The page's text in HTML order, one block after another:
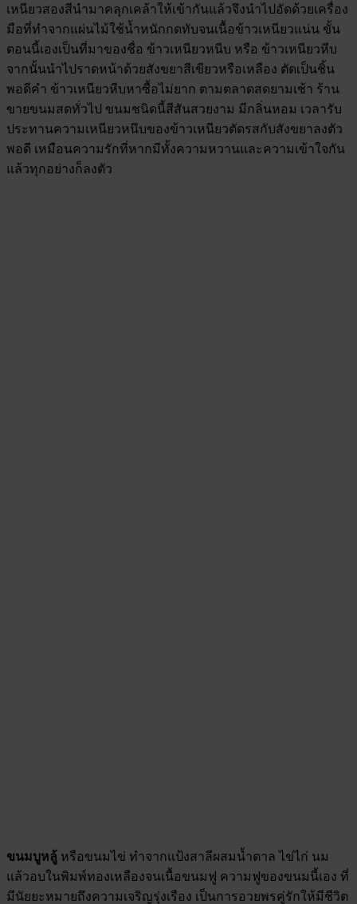
เหนียวสองสีนำมาคลุกเคล้าให้เข้ากันแล้วจึงนำไปอัดด้วยเครื่อง
มือที่ทำจากแผ่นไม้ใช้น้ำหนักกดทับจนเนื้อข้าวเหนียวแน่น ขั้น
ตอนนี้เองเป็นที่มาของชื่อ ข้าวเหนียวหนีบ หรือ ข้าวเหนียวหีบ
จากนั้นนำไปราดหน้าด้วยสังขยาสีเขียวหรือเหลือง ตัดเป็นชิ้น
พอดีคำ ข้าวเหนียวหีบหาซื้อไม่ยาก ตามตลาดสดยามเช้า ร้าน
ขายขนมสดทั่วไป ขนมชนิดนี้สีสันสวยงาม มีกลิ่นหอม เวลารับ
ประทานความเหนียวหนึบของข้าวเหนียวตัดรสกับสังขยาลงตัว
พอดี เหมือนความรักที่หากมีทั้งความหวานและความเข้าใจกัน
แล้วทุกอย่างก็ลงตัว
ขนมบูหลู้ หรือขนมไข่ ทำจากแป้งสาลีผสมน้ำตาล ไข่ไก่ นม
แล้วอบในพิมพ์ทองเหลืองจนเนื้อขนมฟู ความฟูของขนมนี้เอง ที่
มีนัยยะหมายถึงความเจริญรุ่งเรือง เป็นการอวยพรคู่รักให้มีชีวิต